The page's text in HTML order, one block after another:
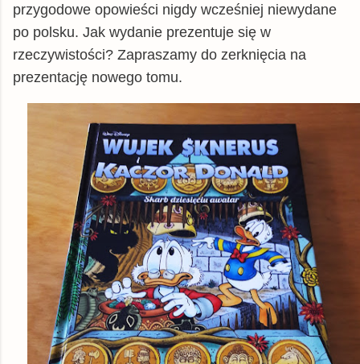
przygodowe opowieści nigdy wcześniej niewydane
po polsku. Jak wydanie prezentuje się w
rzeczywistości? Zapraszamy do zerknięcia na
prezentację nowego tomu.